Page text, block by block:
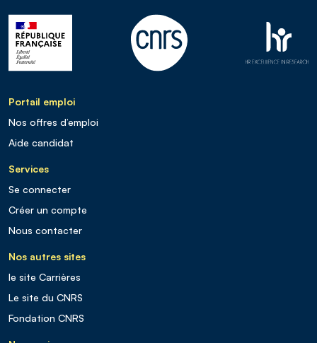
Portail emploi
Nos offres d’emploi
Aide candidat
Services
Se connecter
Créer un compte
Nous contacter
Nos autres sites
le site Carrières
Le site du CNRS
Fondation CNRS